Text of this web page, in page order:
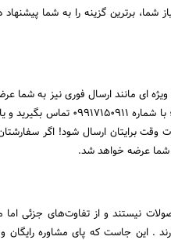
برترین گزینه را به شما
ای مانند ارسال فوری نیز به شما
برایتان ارسال شود! اگر
شما عرضه خواهد شد.
نیستند و از تفاوت‌های جزئی
. این جاست که پای مشاوره رایگان